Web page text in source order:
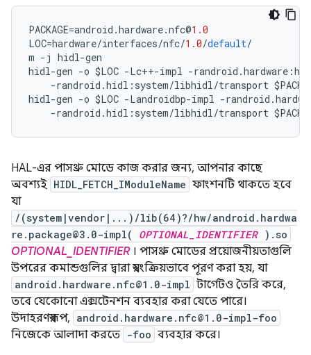
PACKAGE=android .hardware.nfc@1.0
LOC=hardware/interfaces/nfc/1.0/default/
m - j hidl-gen
hidl-gen -o $LOC -Lc++-impl -randroid .hardware :
-randroid .hidl : system/libhidl/transport
hidl-gen -o $LOC -Landroidbp-impl -randroid .
-randroid .hidl : system/libhidl/transport
HAL-এর পাসথ্রু মোডে কাজ করার জন্য, আপনার কাছে
অবশ্যই HIDL_FETCH_IModuleName ফাংশনটি থাকতে হবে
যা
/(system|vendor|...)/lib(64)?/hw/android.hardwa
re.package@3.0-impl( OPTIONAL_IDENTIFIER).so
OPTIONAL_IDENTIFIER। পাসথ্রু মোডের প্রয়োজনীয়তাগুলি
উপরের কমান্ডগুলির দ্বারা স্বয়ংক্রিয়ভাবে পূরণ করা হয়, যা
android.hardware.nfc@1.0-impl টার্গেটও তৈরি করে,
তবে যেকোনো এক্সটেনশন ব্যবহার করা যেতে পারে।
উদাহরণস্বরূপ, android.hardware.nfc@1.0-impl-foo
নিজেকে আলাদা করতে -foo ব্যবহার করে।